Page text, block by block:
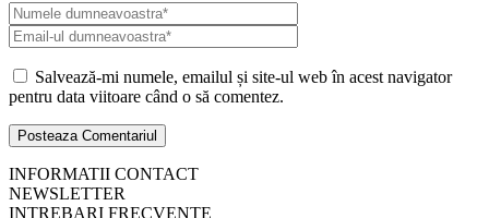
Salvează-mi numele, emailul și site-ul web în acest navigator
pentru data viitoare când o să comentez.
INFORMATII CONTACT
NEWSLETTER
INTREBARI FRECVENTE